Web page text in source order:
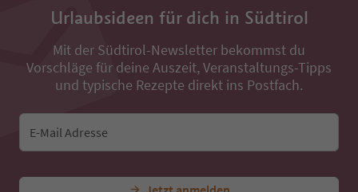
Urlaubsideen für dich in Südtirol
Mit der Südtirol-Newsletter bekommst du
Vorschläge für deine Auszeit, Veranstaltungs-Tipps
und typische Rezepte direkt ins Postfach.
E-Mail Adresse